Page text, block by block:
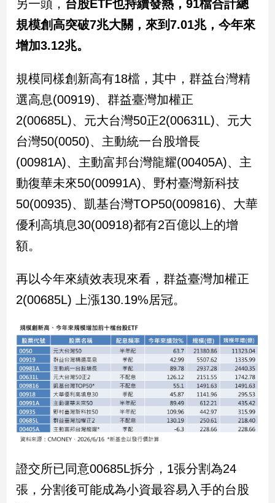
另一頭， 台股ETF也持續發熱，91檔合計總
規模創高突破7兆大關，來到7.01兆，今年來
增加3.12兆。
規模同樣創新高有18檔，其中，群益台灣精
選高息(00919)、群益臺灣加權正
2(00685L)、元大台灣50正2(00631L)、元大
台灣50(0050)、主動統一台股增長
(00981A)、主動富邦台灣龍耀(00405A)、主
動復華未來50(00991A)、野村臺灣新科技
50(00935)、凱基台灣TOP50(009816)、大華
優利高填息30(00918)都有2百億以上的增
額。
再以今年來績效表現來看，群益臺灣加權正
2(00685L) 上漲130.19%居冠。
證交所已同意00685L拆分，1張分割為24
張，分割後可能成為小資最容易入手的台股